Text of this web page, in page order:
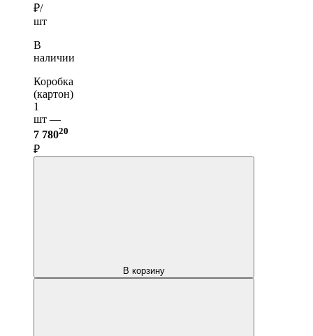
₽/
шт
В
наличии
Коробка
(картон)
1
шт —
7 78020
₽
В корзину